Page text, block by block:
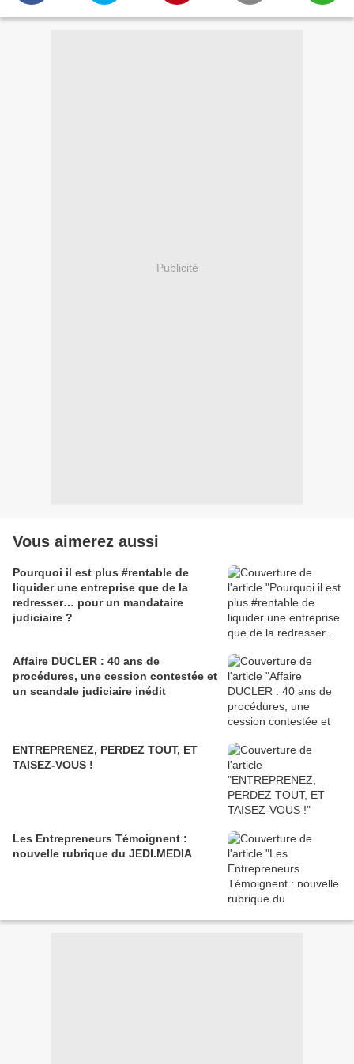
Publicité
Vous aimerez aussi
Pourquoi il est plus #rentable de
liquider une entreprise que de la
redresser… pour un mandataire
judiciaire ?
Affaire DUCLER : 40 ans de
procédures, une cession contestée et
un scandale judiciaire inédit
ENTREPRENEZ, PERDEZ TOUT, ET
TAISEZ-VOUS !
Les Entrepreneurs Témoignent :
nouvelle rubrique du JEDI.MEDIA